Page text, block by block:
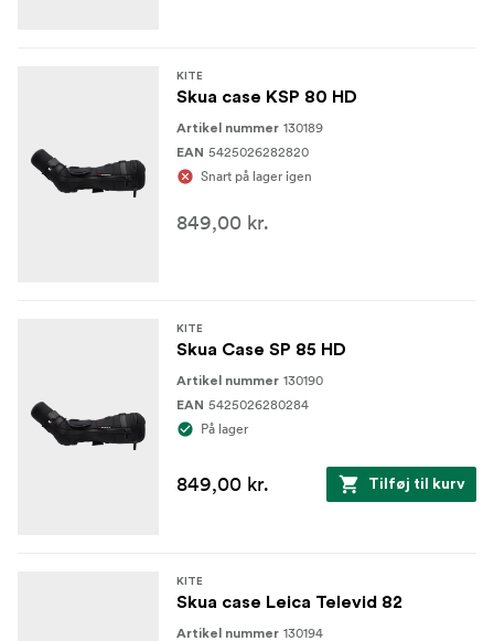
KITE
Skua case KSP 80 HD
Artikel nummer 130189
EAN 5425026282820
Snart på lager igen
849,00 kr.
KITE
Skua Case SP 85 HD
Artikel nummer 130190
EAN 5425026280284
På lager
849,00 kr. Tilføj til kurv
KITE
Skua case Leica Televid 82
Artikel nummer 130194